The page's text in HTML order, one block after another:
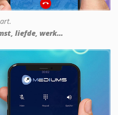
liefde, werk...